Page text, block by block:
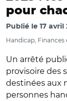
pour
Publié le 17 avril
Handicap, Finances
Un arrêté
provisoire des
destinées aux
personnes